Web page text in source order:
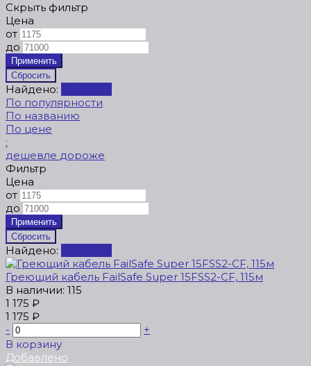
Скрыть фильтр
Цена
от
до
Найдено:
По популярности
По названию
По цене
:
дешевле дороже
Фильтр
Цена
от
до
Найдено:
Греющий кабель FailSafe Super 15FSS2-CF, 115м
В наличии: 115
1 175 ₽
1 175 ₽
-
+
В корзину
Добавлено